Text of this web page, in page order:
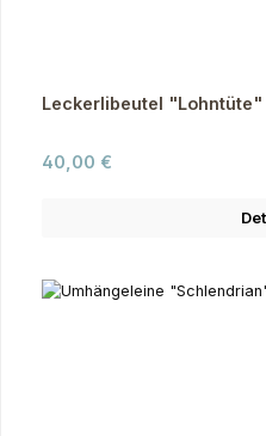
Leckerlibeutel "Lohntüte"
Regulärer Preis:
40,00 €